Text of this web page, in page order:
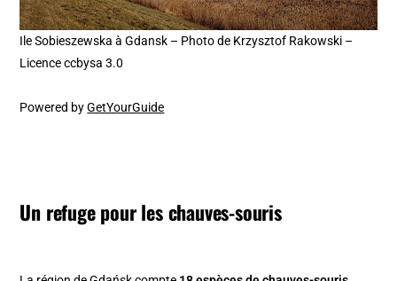
Ile Sobieszewska à Gdansk – Photo de Krzysztof Rakowski –
Licence ccbysa 3.0
Powered byGetYourGuide
Un refuge pour les chauves-souris